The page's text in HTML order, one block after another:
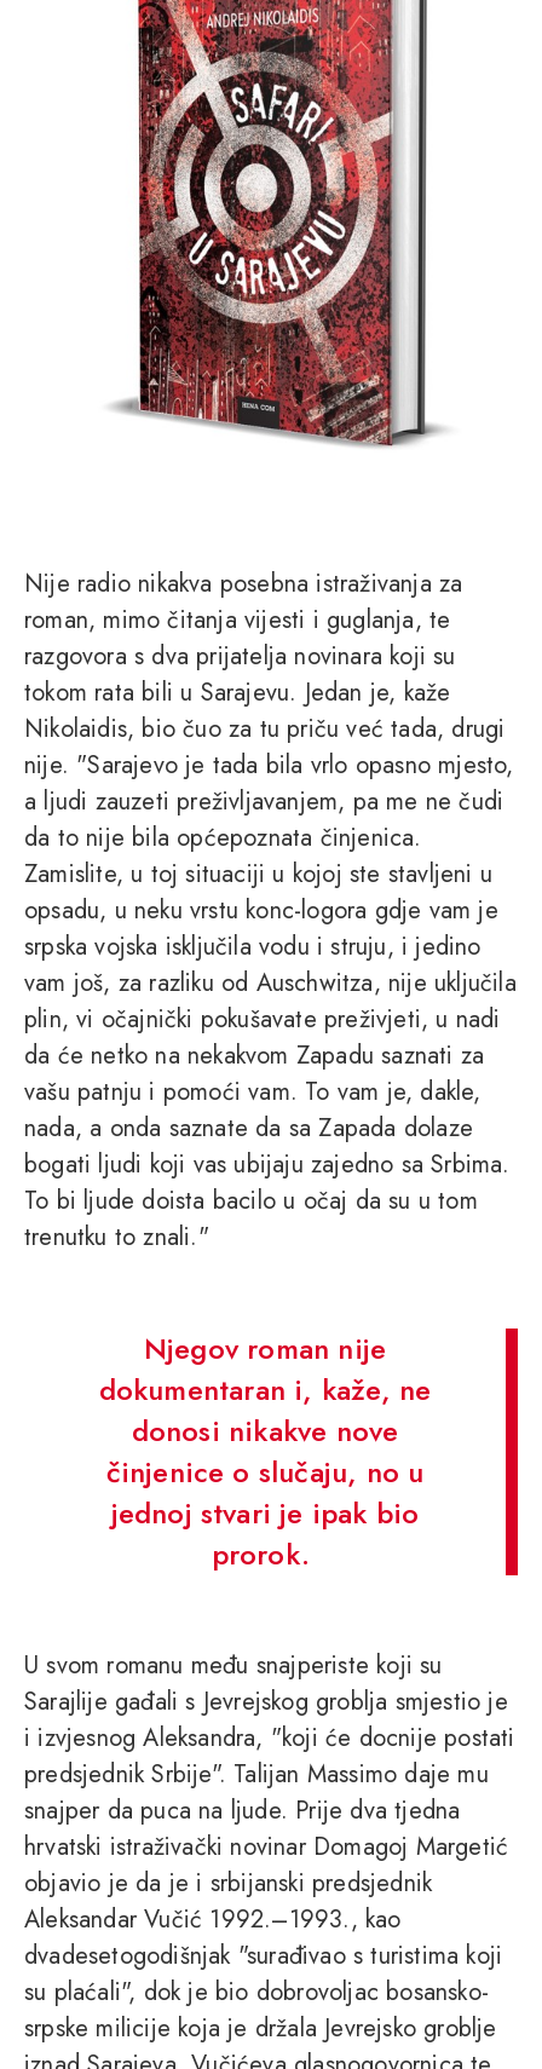
Nije radio nikakva posebna istraživanja za
roman, mimo čitanja vijesti i guglanja, te
razgovora s dva prijatelja novinara koji su
tokom rata bili u Sarajevu. Jedan je, kaže
Nikolaidis, bio čuo za tu priču već tada, drugi
nije. "Sarajevo je tada bila vrlo opasno mjesto,
a ljudi zauzeti preživljavanjem, pa me ne čudi
da to nije bila općepoznata činjenica.
Zamislite, u toj situaciji u kojoj ste stavljeni u
opsadu, u neku vrstu konc-logora gdje vam je
srpska vojska isključila vodu i struju, i jedino
vam još, za razliku od Auschwitza, nije uključila
plin, vi očajnički pokušavate preživjeti, u nadi
da će netko na nekakvom Zapadu saznati za
vašu patnju i pomoći vam. To vam je, dakle,
nada, a onda saznate da sa Zapada dolaze
bogati ljudi koji vas ubijaju zajedno sa Srbima.
To bi ljude doista bacilo u očaj da su u tom
trenutku to znali."
Njegov roman nije
dokumentaran i, kaže, ne
donosi nikakve nove
činjenice o slučaju, no u
jednoj stvari je ipak bio
prorok.
U svom romanu među snajperiste koji su
Sarajlije gađali s Jevrejskog groblja smjestio je
i izvjesnog Aleksandra, "koji će docnije postati
predsjednik Srbije". Talijan Massimo daje mu
snajper da puca na ljude. Prije dva tjedna
hrvatski istraživački novinar Domagoj Margetić
objavio je da je i srbijanski predsjednik
Aleksandar Vučić 1992.–1993., kao
dvadesetogodišnjak "surađivao s turistima koji
su plaćali", dok je bio dobrovoljac bosansko-
srpske milicije koja je držala Jevrejsko groblje